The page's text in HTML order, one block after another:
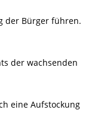
der Bürger führen.
der wachsenden
eine Aufstockung